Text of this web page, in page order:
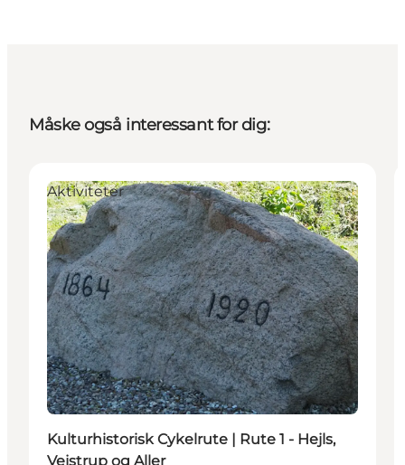
Måske også interessant for dig:
Aktiviteter
Kulturhistorisk Cykelrute | Rute 1 - Hejls,
Vejstrup og Aller